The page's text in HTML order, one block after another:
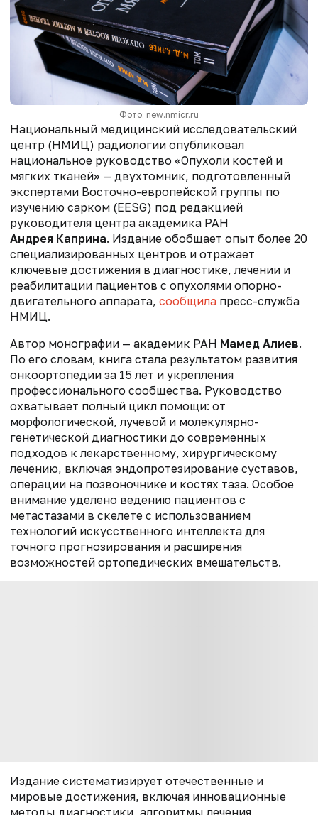
Фото: new.nmicr.ru
Национальный медицинский исследовательский
центр (НМИЦ) радиологии опубликовал
национальное руководство «Опухоли костей и
мягких тканей» — двухтомник, подготовленный
экспертами Восточно-европейской группы по
изучению сарком (EESG) под редакцией
руководителя центра академика РАН
Андрея Каприна. Издание обобщает опыт более 20
специализированных центров и отражает
ключевые достижения в диагностике, лечении и
реабилитации пациентов с опухолями опорно-
двигательного аппарата, сообщила пресс-служба
НМИЦ.
Автор монографии — академик РАН Мамед Алиев.
По его словам, книга стала результатом развития
онкоортопедии за 15 лет и укрепления
профессионального сообщества. Руководство
охватывает полный цикл помощи: от
морфологической, лучевой и молекулярно-
генетической диагностики до современных
подходов к лекарственному, хирургическому
лечению, включая эндопротезирование суставов,
операции на позвоночнике и костях таза. Особое
внимание уделено ведению пациентов с
метастазами в скелете с использованием
технологий искусственного интеллекта для
точного прогнозирования и расширения
возможностей ортопедических вмешательств.
Издание систематизирует отечественные и
мировые достижения, включая инновационные
методы диагностики, алгоритмы лечения,